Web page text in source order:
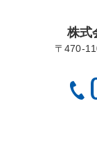
株式
〒470-